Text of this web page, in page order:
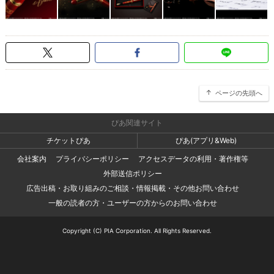
ページの先頭へ
ぴあ関連サイト
チケットぴあ
ぴあ(アプリ&Web)
会社案内
プライバシーポリシー
アクセスデータの利用・著作権等
外部送信ポリシー
広告出稿・お取り組みのご相談・情報掲載・その他お問い合わせ
一般の読者の方・ユーザーの方からのお問い合わせ
Copyright (C) PIA Corporation. All Rights Reserved.